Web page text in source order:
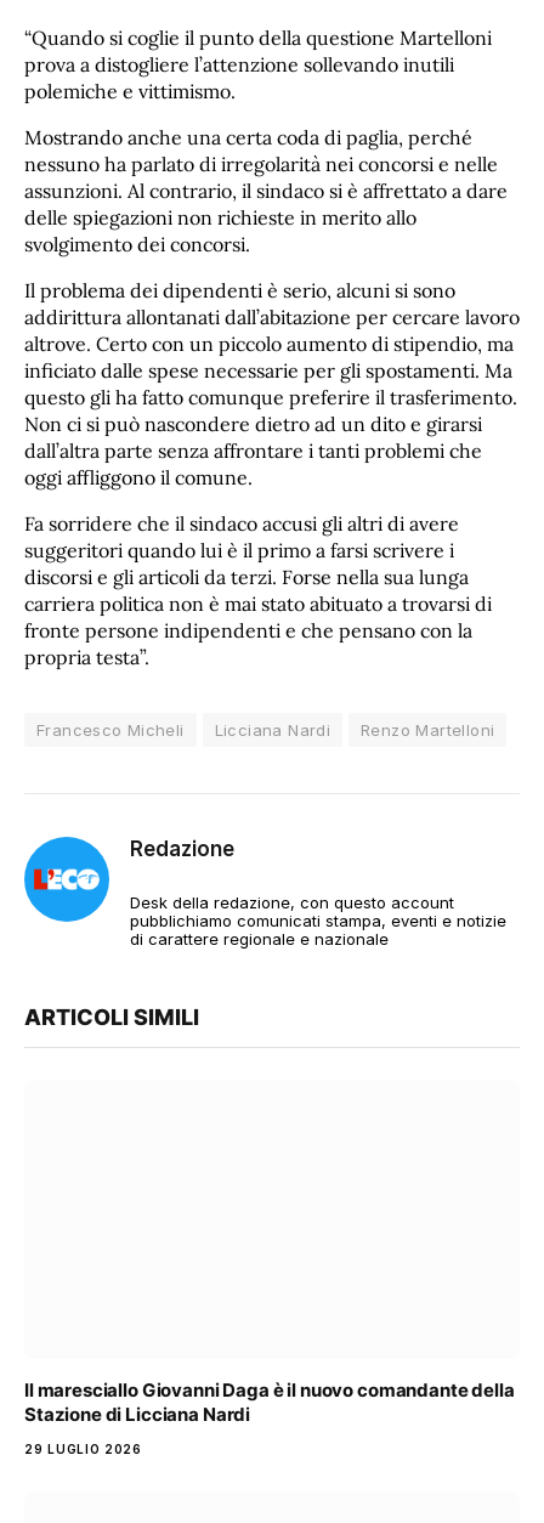
“Quando si coglie il punto della questione Martelloni
prova a distogliere l’attenzione sollevando inutili
polemiche e vittimismo.
Mostrando anche una certa coda di paglia, perché
nessuno ha parlato di irregolarità nei concorsi e nelle
assunzioni. Al contrario, il sindaco si è affrettato a dare
delle spiegazioni non richieste in merito allo
svolgimento dei concorsi.
Il problema dei dipendenti è serio, alcuni si sono
addirittura allontanati dall’abitazione per cercare lavoro
altrove. Certo con un piccolo aumento di stipendio, ma
inficiato dalle spese necessarie per gli spostamenti. Ma
questo gli ha fatto comunque preferire il trasferimento.
Non ci si può nascondere dietro ad un dito e girarsi
dall’altra parte senza affrontare i tanti problemi che
oggi affliggono il comune.
Fa sorridere che il sindaco accusi gli altri di avere
suggeritori quando lui è il primo a farsi scrivere i
discorsi e gli articoli da terzi. Forse nella sua lunga
carriera politica non è mai stato abituato a trovarsi di
fronte persone indipendenti e che pensano con la
propria testa”.
Francesco Micheli Licciana Nardi Renzo Martelloni
Redazione
Desk della redazione, con questo account
pubblichiamo comunicati stampa, eventi e notizie
di carattere regionale e nazionale
ARTICOLI SIMILI
Il maresciallo Giovanni Daga è il nuovo comandante della
Stazione di Licciana Nardi
29 LUGLIO 2026